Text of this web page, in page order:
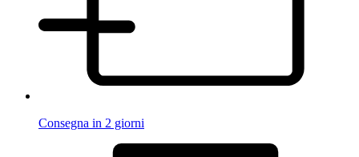
Consegna in 2 giorni